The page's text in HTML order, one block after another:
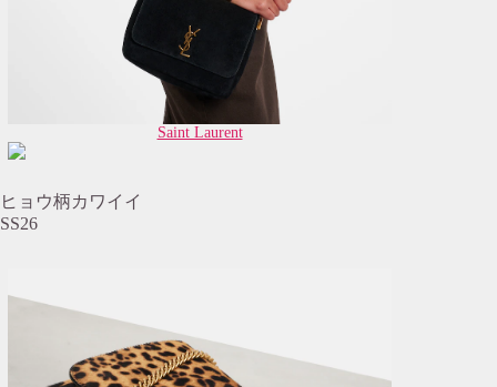
Saint Laurent
ヒョウ柄カワイイ
SS26